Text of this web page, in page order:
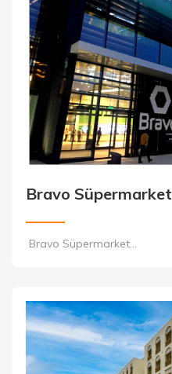
Bravo Süpermarket
Bravo Süpermarket...